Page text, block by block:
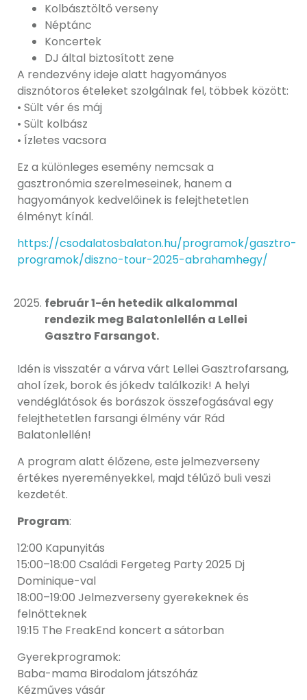
Kolbásztöltő verseny
Néptánc
Koncertek
DJ által biztosított zene
A rendezvény ideje alatt hagyományos
disznótoros ételeket szolgálnak fel, többek között:
• Sült vér és máj
• Sült kolbász
• Ízletes vacsora
Ez a különleges esemény nemcsak a
gasztronómia szerelmeseinek, hanem a
hagyományok kedvelőinek is felejthetetlen
élményt kínál.
https://csodalatosbalaton.hu/programok/gasztro-
programok/diszno-tour-2025-abrahamhegy/
február 1-én hetedik alkalommal
rendezik meg Balatonlellén a Lellei
Gasztro Farsangot.
Idén is visszatér a várva várt Lellei Gasztrofarsang,
ahol ízek, borok és jókedv találkozik! A helyi
vendéglátósok és borászok összefogásával egy
felejthetetlen farsangi élmény vár Rád
Balatonlellén!
A program alatt élőzene, este jelmezverseny
értékes nyereményekkel, majd télűző buli veszi
kezdetét.
Program:
12:00 Kapunyitás
15:00–18:00 Családi Fergeteg Party 2025 Dj
Dominique-val
18:00–19:00 Jelmezverseny gyerekeknek és
felnőtteknek
19:15 The FreakEnd koncert a sátorban
Gyerekprogramok:
Baba-mama Birodalom játszóház
Kézműves vásár